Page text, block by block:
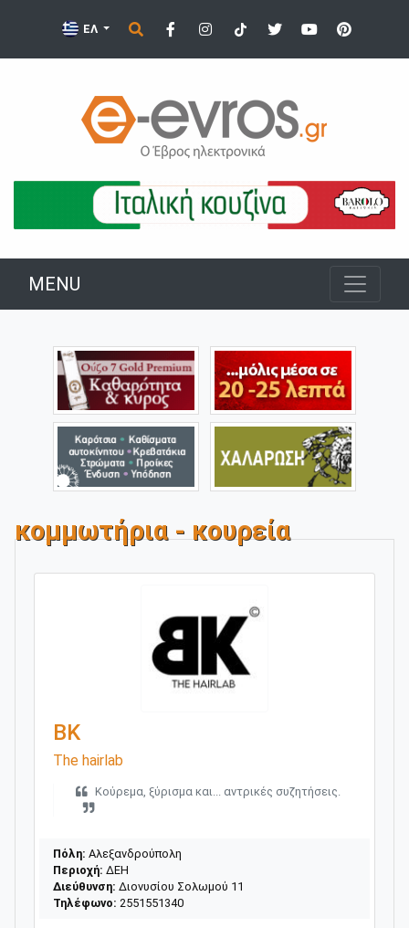
ΕΛ
MENU
κομμωτήρια - κουρεία
BK
The hairlab
Κούρεμα, ξύρισμα και... αντρικές συζητήσεις.
Πόλη: Αλεξανδρούπολη
Περιοχή: ΔΕΗ
Διεύθυνση: Διονυσίου Σολωμού 11
Τηλέφωνο: 2551551340